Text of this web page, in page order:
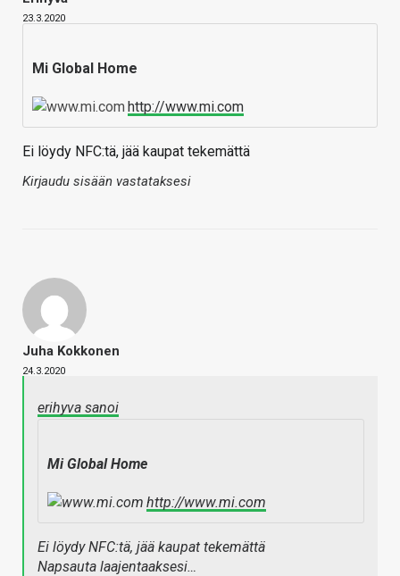
23.3.2020
Mi Global Home
http://www.mi.com
Ei löydy NFC:tä, jää kaupat tekemättä
Kirjaudu sisään vastataksesi
Juha Kokkonen
24.3.2020
erihyva sanoi
Mi Global Home
http://www.mi.com
Ei löydy NFC:tä, jää kaupat tekemättä
Napsauta laajentaaksesi…